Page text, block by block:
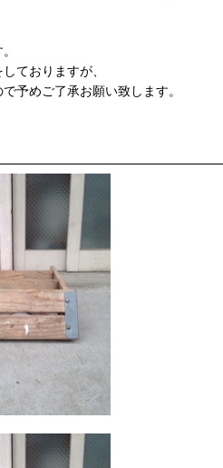
ておりますが、
予めご了承お願い致します。